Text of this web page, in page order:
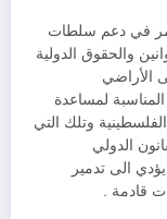
في دعم سلطات
والحقوق الدولية
الأراضي
لمساعدة
وتلك التي
الدولي
الى تدمير
قادمة .